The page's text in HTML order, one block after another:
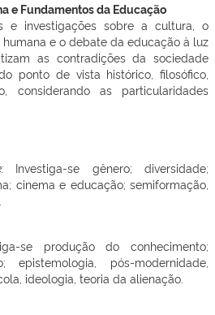
e Fundamentos da Educação
e investigações sobre a cultura, o
e o debate da educação à luz
as contradições da sociedade
ponto de vista histórico, filosófico,
considerando as particularidades
Investiga-se gênero; diversidade;
cinema e educação; semiformação,
se produção do conhecimento;
pós-modernidade,
ideologia, teoria da alienação.